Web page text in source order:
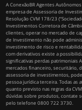
A ConexãoBR Agentes
empresa de Assessoria de
Resolução CVM 178/23
Investimentos Corretora de
clientes, operar no mercado de
de Investimento não pode
investimento de risco e
com derivativos existe a
significativas perdas patrimoniais
mercados financeiro, securitário,
assessoria de investimentos,
pessoa jurídica terceira. Todas as
quanto previsto nas regras da
dúvidas sobre produtos, contate
pelo telefone 0800 722 3730.